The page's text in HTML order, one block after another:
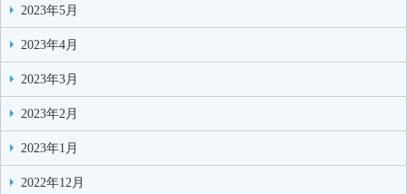
2023年5月
2023年4月
2023年3月
2023年2月
2023年1月
2022年12月